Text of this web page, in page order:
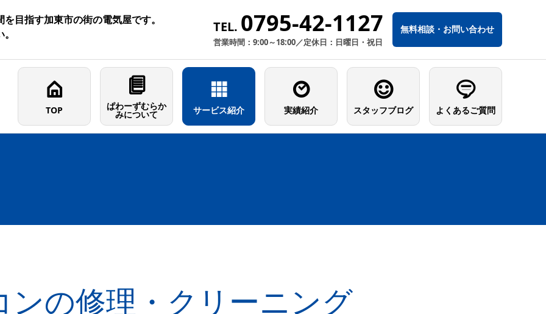
目指す加東市の街の電気屋です。
TEL. 0795-42-1127
営業時間：9:00～18:00／定休日：日曜日・祝日
無料相談・お問い合わせ
TOP ぱわーずむらか
みについて サービス紹介 実績紹介 スタッフブログ よくあるご質問
ンの修理・クリーニング